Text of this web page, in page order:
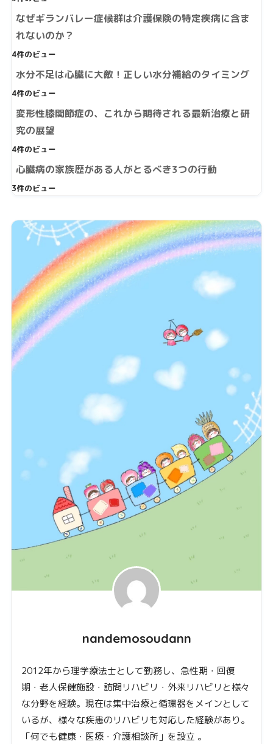
なぜギランバレー症候群は介護保険の特定疾病に含ま
れないのか？
4件のビュー
水分不足は心臓に大敵！正しい水分補給のタイミング
4件のビュー
変形性膝関節症の、これから期待される最新治療と研
究の展望
4件のビュー
心臓病の家族歴がある人がとるべき3つの行動
3件のビュー
nandemosoudann
2012年から理学療法士として勤務し、急性期・回復
期・老人保健施設・訪問リハビリ・外来リハビリと様々
な分野を経験。現在は集中治療と循環器をメインとして
いるが、様々な疾患のリハビリも対応した経験があり。
「何でも健康・医療・介護相談所」を設立 。